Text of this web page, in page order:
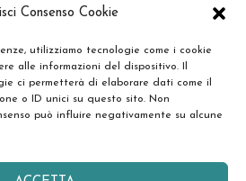
Consenso Cookie
utilizziamo tecnologie come i cookie
alle informazioni del dispositivo. Il
ci permetterà di elaborare dati come il
o ID unici su questo sito. Non
può influire negativamente su alcune
CERTIFICATA
IN CONTATTO